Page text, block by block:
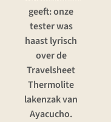
geeft: onze
tester was
haast lyrisch
over de
Travelsheet
Thermolite
lakenzak van
Ayacucho.